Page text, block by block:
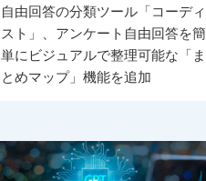
自由回答の分類ツール「コーディ
スト」、アンケート自由回答を簡
単にビジュアルで整理可能な「ま
とめマップ」機能を追加